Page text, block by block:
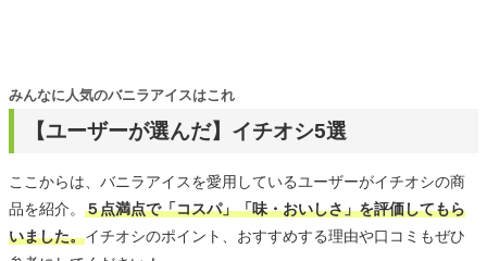
【ユーザーが選んだ】イチオシ5選
みんなに人気のバニラアイスはこれ
ここからは、バニラアイスを愛用しているユーザーがイチオシの商
品を紹介。 ５点満点で「コスパ」「味・おいしさ」を評価してもら
いました。イチオシのポイント、おすすめする理由や口コミもぜひ